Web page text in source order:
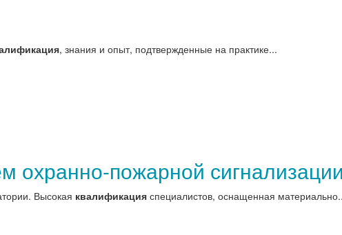
, знания и опыт, подтвержденные на практике...
охранно-пожарной сигнализации
Высокая квалификация специалистов, оснащенная